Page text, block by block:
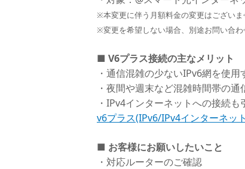
※本変更に伴う月額料金の変更はございま
※変更を希望しない場合、別途お問い合わ
■ V6プラス接続の主なメリット
・通信混雑の少ないIPv6網を使
・夜間や週末など混雑時間帯の通
・IPv4インターネットへの接続も
v6プラス(IPv6/IPv4インターネッ
■ お客様にお願いしたいこと
・対応ルーターのご確認